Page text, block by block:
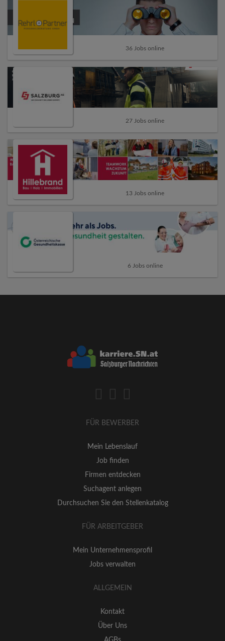
36 Jobs online
27 Jobs online
13 Jobs online
6 Jobs online
FÜR BEWERBER
Mein Lebenslauf
Job finden
Firmen entdecken
Suchagent anlegen
Durchsuchen Sie den Stellenkatalog
FÜR ARBEITGEBER
Mein Unternehmensprofil
Jobs verwalten
ALLGEMEIN
Kontakt
Über Uns